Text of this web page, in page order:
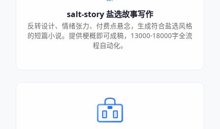
salt-story 盐选故事写作
反转设计、情绪张力、付费点悬念，生成符合盐选风格
的短篇小说。提供梗概即可成稿，13000-18000字全流
程自动化。